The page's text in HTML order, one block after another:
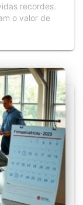
recordes.
o valor de